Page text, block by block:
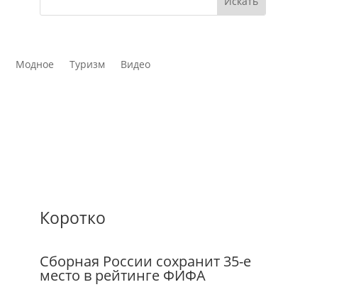
Модное Туризм Видео
Коротко
Сборная России сохранит 35-е
место в рейтинге ФИФА